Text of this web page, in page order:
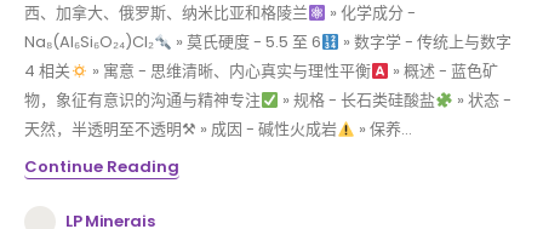
西、加拿大、俄罗斯、纳米比亚和格陵兰
» 化学成分 -
Na₈(Al₆Si₆O₂₄)Cl₂
» 莫氏硬度 - 5.5 至 6
» 数字学 - 传统上与数字
4 相关
» 寓意 - 思维清晰、内心真实与理性平衡
» 概述 - 蓝色矿
物，象征有意识的沟通与精神专注
» 规格 - 长石类硅酸盐
» 状态 -
天然，半透明至不透明⚒ » 成因 - 碱性火成岩
» 保养...
Continue Reading
LP Minerais